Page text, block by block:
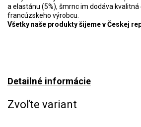
Zvoľte variant
a elastánu (5%), šmrnc im dodáva kvalitná
francúzskeho výrobcu.
Všetky naše produkty šijeme v Českej
Detailné informácie